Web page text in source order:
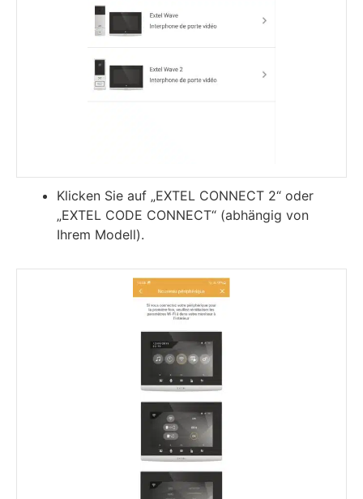
Klicken Sie auf „EXTEL CONNECT 2“ oder
„EXTEL CODE CONNECT“ (abhängig von
Ihrem Modell).